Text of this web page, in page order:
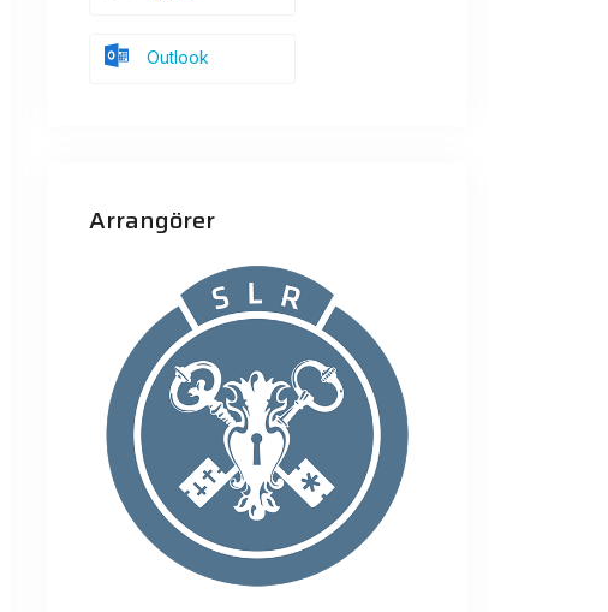
Outlook
Arrangörer